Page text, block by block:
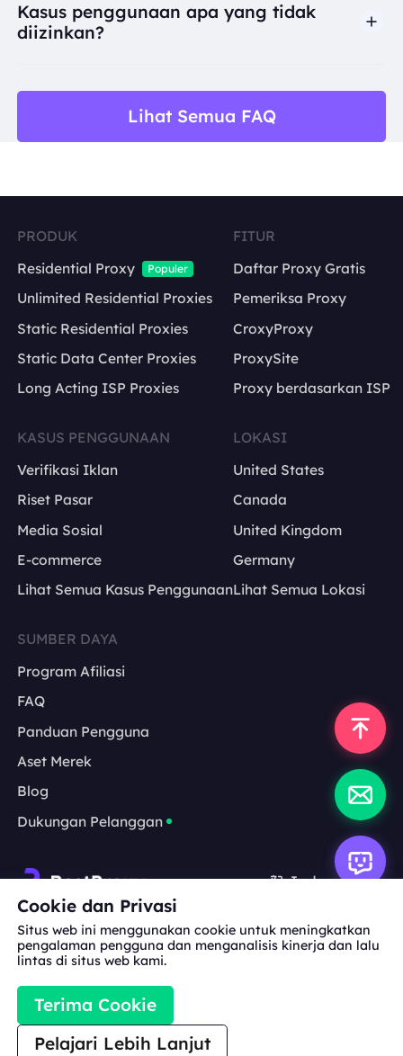
Kasus penggunaan apa yang tidak
diizinkan?
Lihat Semua FAQ
PRODUK
Residential Proxy
Populer
Unlimited Residential Proxies
Static Residential Proxies
Static Data Center Proxies
Long Acting ISP Proxies
FITUR
Daftar Proxy Gratis
Pemeriksa Proxy
CroxyProxy
ProxySite
Proxy berdasarkan ISP
KASUS PENGGUNAAN
Verifikasi Iklan
Riset Pasar
Media Sosial
E-commerce
Lihat Semua Kasus Penggunaan
LOKASI
United States
Canada
United Kingdom
Germany
Lihat Semua Lokasi
SUMBER DAYA
Program Afiliasi
FAQ
Panduan Pengguna
Aset Merek
Blog
Dukungan Pelanggan
Indonesia
Kerja Sama:michael.wang@bestproxy.com
Tentang
kami
Aset
Merek
Layanan
Cookie dan Privasi
Situs web ini menggunakan cookie untuk meningkatkan
pengalaman pengguna dan menganalisis kinerja dan lalu
lintas di situs web kami.
Terima Cookie
Pelajari Lebih Lanjut